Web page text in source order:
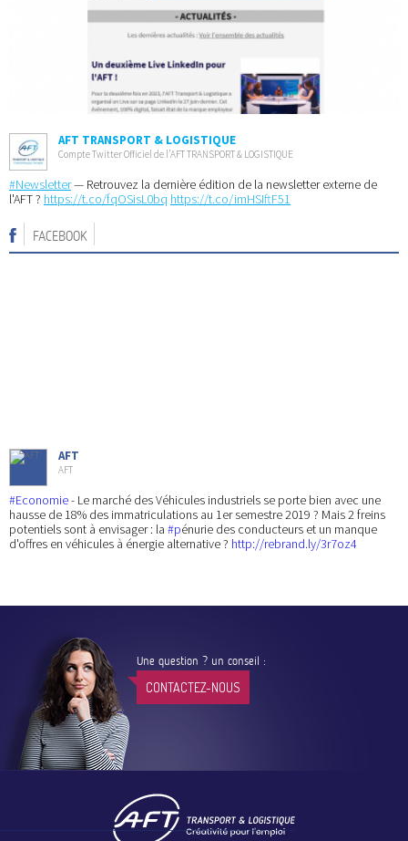
AFT TRANSPORT & LOGISTIQUE
Compte Twitter Officiel de l’AFT TRANSPORT & LOGISTIQUE
#Newsletter— Retrouvez la dernière édition de la newsletter externe de
l'AFT ? https://t.co/fqOSisL0bq https://t.co/imHSIftF51
FACEBOOK
AFT
AFT
#Economie- Le marché des Véhicules industriels se porte bien avec une
hausse de 18% des immatriculations au 1er semestre 2019 ? Mais 2 freins
potentiels sont à envisager : la #pénurie des conducteurs et un manque
d'offres en véhicules à énergie alternative ? http://rebrand.ly/3r7oz4
Une question ? un conseil :
CONTACTEZ-NOUS